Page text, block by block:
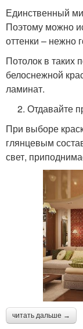
Единственный
Поэтому можно
оттенки – нежно
Потолок в таких
белоснежной
ламинат.
2. Отдавайте
При выборе
глянцевым
свет,
читать дальше →